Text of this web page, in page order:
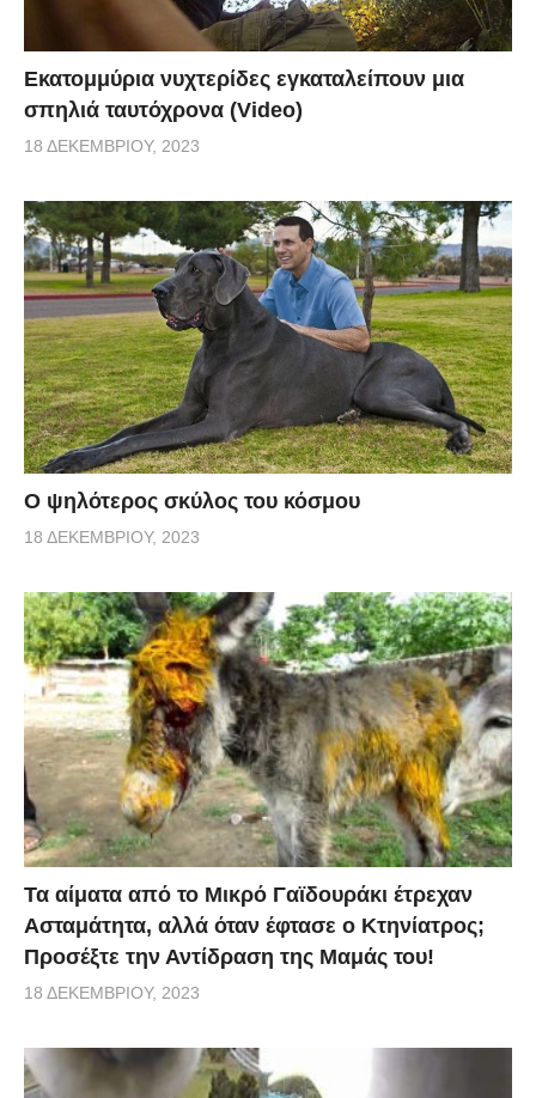
Εκατομμύρια νυχτερίδες εγκαταλείπουν μια
σπηλιά ταυτόχρονα (Video)
18 ΔΕΚΕΜΒΡΊΟΥ, 2023
Ο ψηλότερος σκύλος του κόσμου
18 ΔΕΚΕΜΒΡΊΟΥ, 2023
Τα αίματα από το Μικρό Γαϊδουράκι έτρεχαν
Ασταμάτητα, αλλά όταν έφτασε ο Κτηνίατρος;
Προσέξτε την Αντίδραση της Μαμάς του!
18 ΔΕΚΕΜΒΡΊΟΥ, 2023